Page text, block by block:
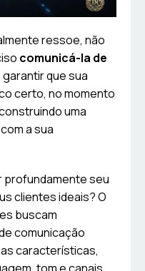
ressoe, não
comunicá-la de
que sua
certo, no momento
uma
a sua
profundamente seu
clientes ideais? O
buscam
comunicação
características,